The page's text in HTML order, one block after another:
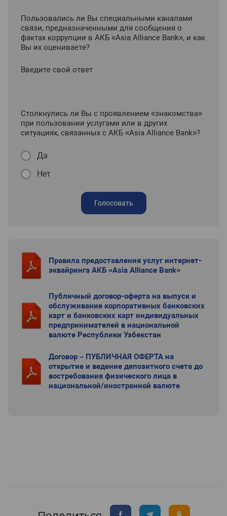
Пользовались ли Вы специальными каналами
связи, предназначенными для сообщения о
фактах коррупции в АКБ «Asia Alliance Bank», и как
Вы их оцениваете?
Введите свой ответ
Столкнулись ли Вы с проявлением «знакомства»
при пользовании услугами или в других
ситуациях, связанных с АКБ «Asia Alliance Bank»?
Да
Нет
Голосовать
Правила предоставления услуг интернет-
эквайринга АКБ «Asia Alliance Bank»
Публичный договор-оферта на выпуск и
обслуживание корпоративных банковских
карт и банковских карт индивидуальных
предпринимателей в национальной
валюте Республики Узбекстан
Договор – ПУБЛИЧНАЯ ОФЕРТА на
открытие и ведение депозитного счета до
востребования физического лица в
национальной/иностранной валюте